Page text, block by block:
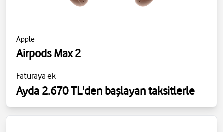
Apple
Airpods Max 2
Faturaya ek
Ayda 2.670 TL'den başlayan taksitlerle